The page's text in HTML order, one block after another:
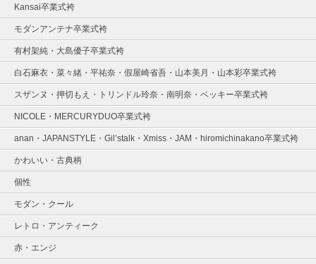
Kansai卒業式袴
モダンアンテナ卒業式袴
有村架純・大島優子卒業式袴
白石麻衣・菜々緒・平祐奈・假屋崎省吾・山本美月・山本彩卒業式袴
スザンヌ・押切もえ・トリンドル玲奈・南明奈・ベッキー卒業式袴
NICOLE・MERCURYDUO卒業式袴
anan・JAPANSTYLE・Gil’stalk・Xmiss・JAM・hiromichinakano卒業式袴
かわいい・古典柄
個性
モダン・クール
レトロ・アンティーク
赤・エンジ